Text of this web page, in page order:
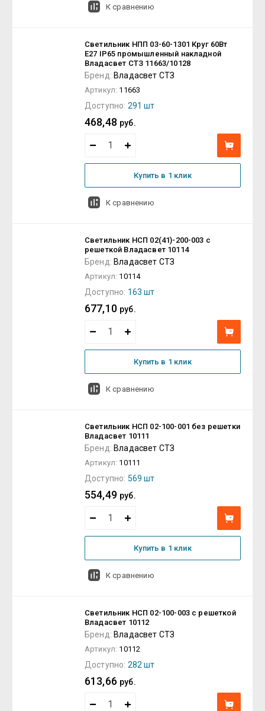
К сравнению
Светильник НПП 03-60-1301 Круг 60Вт
E27 IP65 промышленный накладной
Владасвет СТЗ 11663/10128
Бренд: Владасвет СТЗ
Артикул: 11663
Доступно: 291 шт
468,48 руб.
Купить в 1 клик
К сравнению
Светильник НСП 02(41)-200-003 с
решеткой Владасвет 10114
Бренд: Владасвет СТЗ
Артикул: 10114
Доступно: 163 шт
677,10 руб.
Купить в 1 клик
К сравнению
Светильник НСП 02-100-001 без решетки
Владасвет 10111
Бренд: Владасвет СТЗ
Артикул: 10111
Доступно: 569 шт
554,49 руб.
Купить в 1 клик
К сравнению
Светильник НСП 02-100-003 с решеткой
Владасвет 10112
Бренд: Владасвет СТЗ
Артикул: 10112
Доступно: 282 шт
613,66 руб.